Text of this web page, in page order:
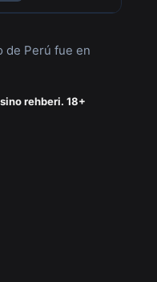
de Perú fue en
rehberi. 18+